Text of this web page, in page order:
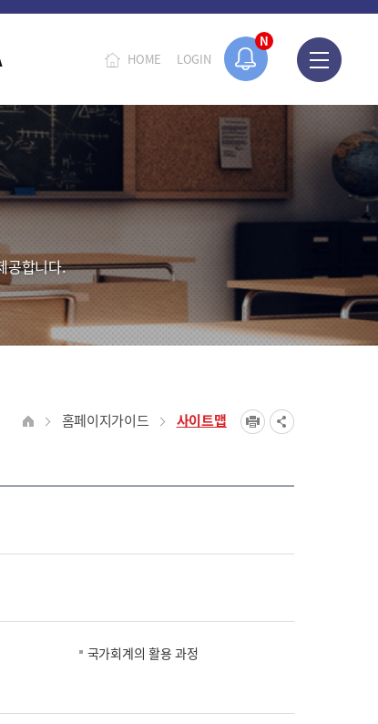
N
HOME LOGIN
공합니다.
홈페이지가이드 사이트맵
국가회계의 활용 과정